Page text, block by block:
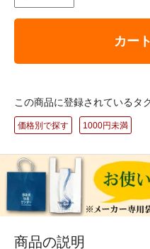
カー
この商品に登録されているタ
価格別で探す 1000円未満
商品の説明